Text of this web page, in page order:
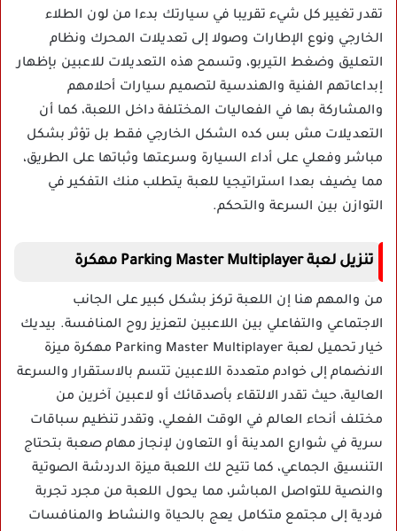
تقدر تغيير كل شيء تقريبا في سيارتك بدءا من لون الطلاء
الخارجي ونوع الإطارات وصولا إلى تعديلات المحرك ونظام
التعليق وضغط التيربو، وتسمح هذه التعديلات للاعبين بإظهار
إبداعاتهم الفنية والهندسية لتصميم سيارات أحلامهم
والمشاركة بها في الفعاليات المختلفة داخل اللعبة، كما أن
التعديلات مش بس كده الشكل الخارجي فقط بل تؤثر بشكل
مباشر وفعلي على أداء السيارة وسرعتها وثباتها على الطريق،
مما يضيف بعدا استراتيجيا للعبة يتطلب منك التفكير في
التوازن بين السرعة والتحكم.
تنزيل لعبة Parking Master Multiplayer مهكرة
من والمهم هنا إن اللعبة تركز بشكل كبير على الجانب
الاجتماعي والتفاعلي بين اللاعبين لتعزيز روح المنافسة. بيديك
خيار تحميل لعبة Parking Master Multiplayer مهكرة ميزة
الانضمام إلى خوادم متعددة اللاعبين تتسم بالاستقرار والسرعة
العالية، حيث تقدر الالتقاء بأصدقائك أو لاعبين آخرين من
مختلف أنحاء العالم في الوقت الفعلي، وتقدر تنظيم سباقات
سرية في شوارع المدينة أو التعاون لإنجاز مهام صعبة بتحتاج
التنسيق الجماعي، كما تتيح لك اللعبة ميزة الدردشة الصوتية
والنصية للتواصل المباشر، مما يحول اللعبة من مجرد تجربة
فردية إلى مجتمع متكامل يعج بالحياة والنشاط والمنافسات